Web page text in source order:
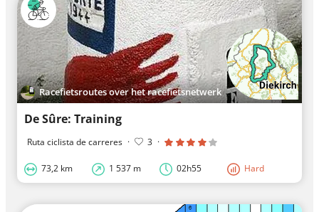
Racefietsroutes over het racefietsnetwerk
De Sûre: Training
Ruta ciclista de carreres · 3 ·
73,2 km 1 537 m 02h55 Hard